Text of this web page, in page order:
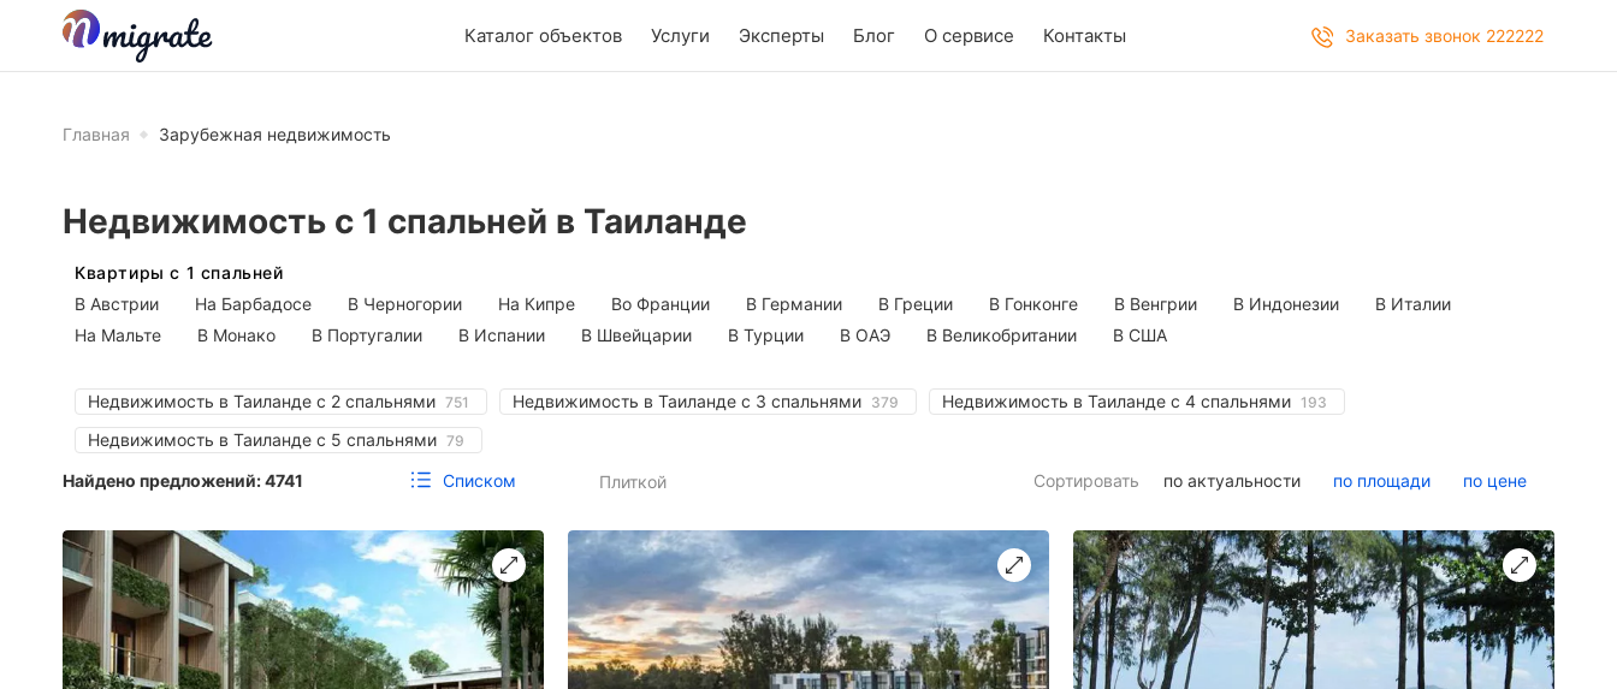
Каталог объектов Услуги Эксперты Блог О сервисе Контакты Заказать звонок 222222
Главная Зарубежная недвижимость
Недвижимость с 1 спальней в Таиланде
Квартиры с 1 спальней
В Австрии
На Барбадосе В Черногории На Кипре Во Франции В Германии В Греции В Гонконге В Венгрии В Индонезии
В Италии
На Мальте
В Монако В Португалии В Испании В Швейцарии В Турции В ОАЭ В Великобритании В США
Недвижимость в Таиланде с 2 спальнями 751 Недвижимость в Таиланде с 3 спальнями 379 Недвижимость в Таиланде с 4 спальнями 193
Недвижимость в Таиланде с 5 спальнями 79
Найдено предложений:4741 Списком Плиткой Сортировать по актуальности по площади по цене